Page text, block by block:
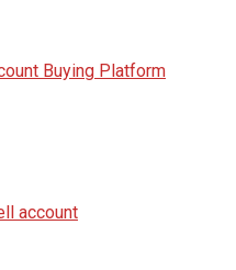
Buying Platform
account